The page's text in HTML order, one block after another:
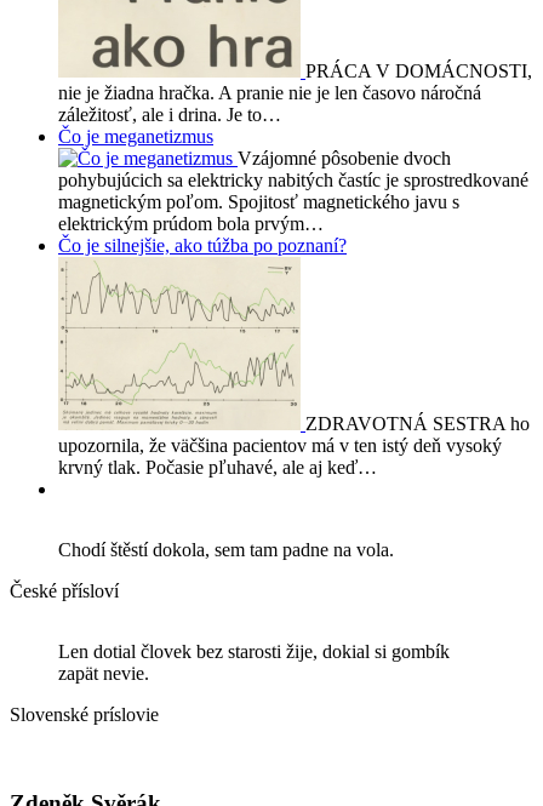
PRÁCA V DOMÁCNOSTI,
nie je žiadna hračka. A pranie nie je len časovo náročná
záležitosť, ale i drina. Je to…
Čo je meganetizmus
Vzájomné pôsobenie dvoch
pohybujúcich sa elektricky nabitých častíc je sprostredkované
magnetickým poľom. Spojitosť magnetického javu s
elektrickým prúdom bola prvým…
Čo je silnejšie, ako túžba po poznaní?
ZDRAVOTNÁ SESTRA ho
upozornila, že väčšina pacientov má v ten istý deň vysoký
krvný tlak. Počasie pľuhavé, ale aj keď…
Chodí štěstí dokola, sem tam padne na vola.
České přísloví
Len dotial človek bez starosti žije, dokial si gombík
zapät nevie.
Slovenské príslovie